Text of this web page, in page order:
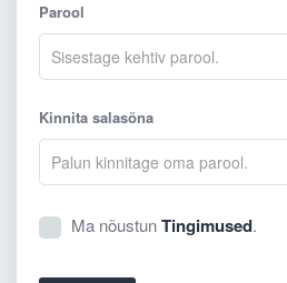
Parool
Kinnita salasõna
Ma nõustunTingimused.